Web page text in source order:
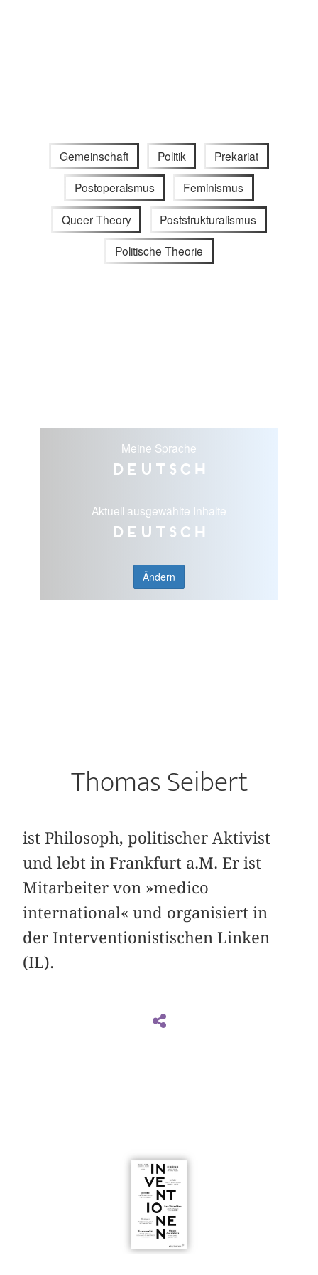
Gemeinschaft Politik Prekariat
Postoperaismus Feminismus
Queer Theory Poststrukturalismus
Politische Theorie
Meine Sprache
Deutsch
Aktuell ausgewählte Inhalte
Deutsch
Ändern
Thomas Seibert
ist Philosoph, politischer Aktivist
und lebt in Frankfurt a.M. Er ist
Mitarbeiter von »medico
international« und organisiert in
der Interventionistischen Linken
(IL).